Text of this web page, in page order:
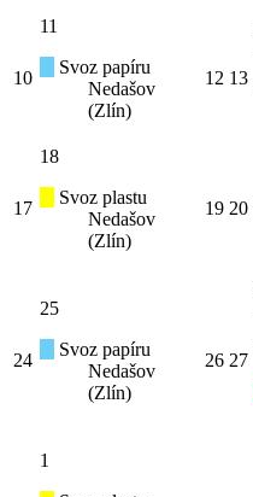
10
11
Svoz papíru
Nedašov
(Zlín)
12 13
17
18
Svoz plastu
Nedašov
(Zlín)
19 20
24
25
Svoz papíru
Nedašov
(Zlín)
26 27
1